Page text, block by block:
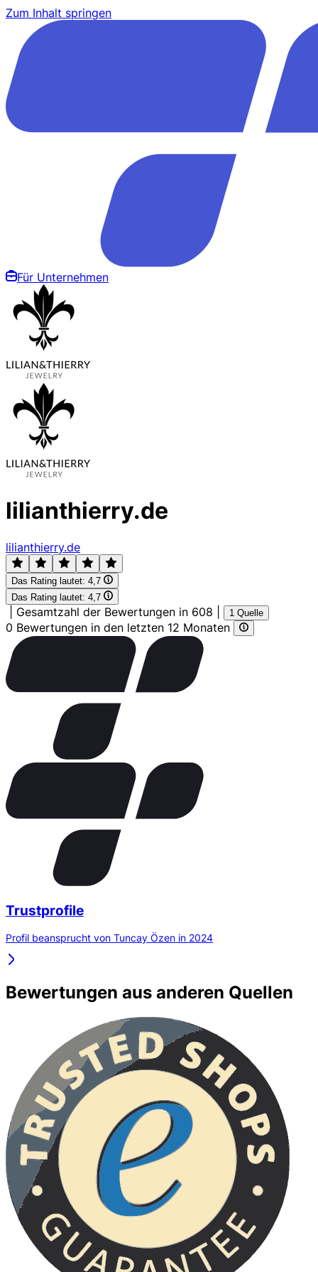
Zum Inhalt springen
Für Unternehmen
lilianthierry.de
lilianthierry.de
Das Rating lautet: 4,7
Das Rating lautet: 4,7
Gesamtzahl der Bewertungen in 608 1 Quelle
0 Bewertungen in den letzten 12 Monaten
Trustprofile
Profil beansprucht von Tuncay Özen in 2024
Bewertungen aus anderen Quellen